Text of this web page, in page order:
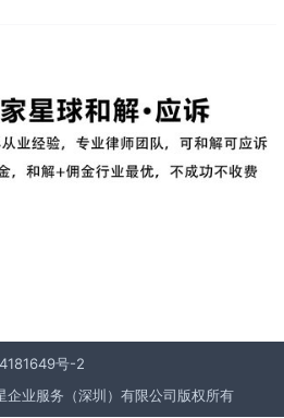
号-2
业服务（深圳）有限公司版权所有